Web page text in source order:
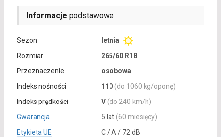
Informacje podstawowe
Sezon
letnia
Rozmiar
265/60 R18
Przeznaczenie
osobowa
Indeks nośności
110 (do 1060 kg/oponę)
Indeks prędkości
V (do 240 km/h)
Gwarancja
5 lat (60 miesięcy)
Etykieta UE
C / A / 72 dB